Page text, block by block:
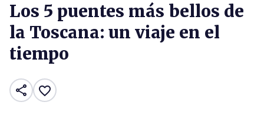
Los 5 puentes más bellos de
la Toscana: un viaje en el
tiempo
share favorite_border